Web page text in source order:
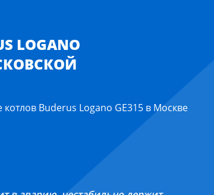
LOGANO
Buderus Logano GE315 в Москве